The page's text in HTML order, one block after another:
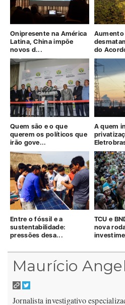
Onipresente na América
Latina, China impõe
novos d...
Aumento
do
Quem são e o que
querem os políticos que
irão gove...
A quem
Entre o fóssil e a
sustentabilidade:
pressões desa...
TCU e
nova
Maurício
Jornalista investigativo